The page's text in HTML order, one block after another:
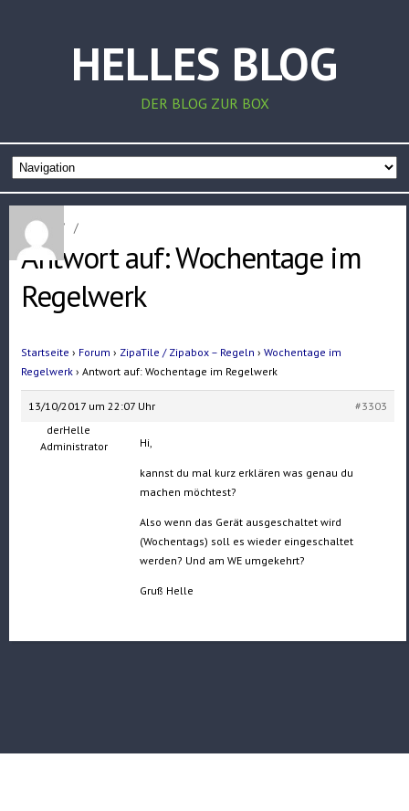
HELLES BLOG
DER BLOG ZUR BOX
Home / /
Antwort auf: Wochentage im
Regelwerk
Startseite › Forum › ZipaTile / Zipabox – Regeln › Wochentage im
Regelwerk › Antwort auf: Wochentage im Regelwerk
13/10/2017 um 22:07 Uhr
#3303
derHelle
Administrator
Hi,
kannst du mal kurz erklären was genau du
machen möchtest?
Also wenn das Gerät ausgeschaltet wird
(Wochentags) soll es wieder eingeschaltet
werden? Und am WE umgekehrt?
Gruß Helle